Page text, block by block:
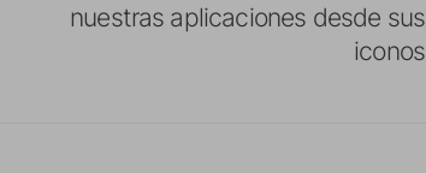
nuestras aplicaciones desde sus
iconos